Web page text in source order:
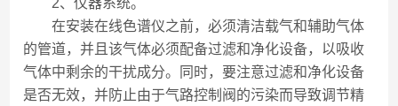
2、仪器系统。
在安装在线色谱仪之前，必须清洁载气和辅助气体
的管道，并且该气体必须配备过滤和净化设备，以吸收
气体中剩余的干扰成分。同时，要注意过滤和净化设备
是否无效，并防止由于气路控制阀的污染而导致调节精